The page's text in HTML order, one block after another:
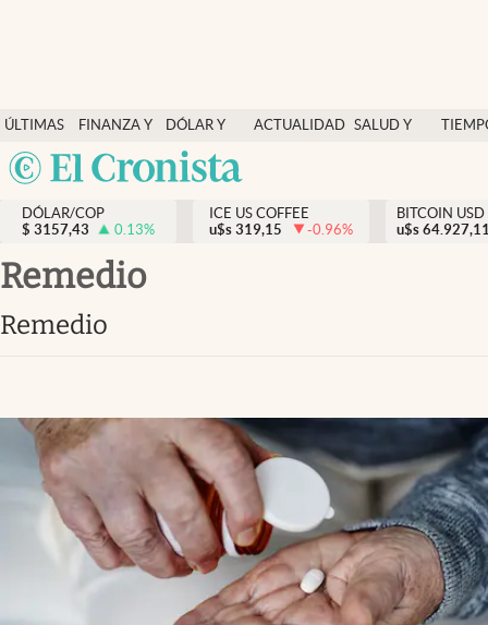
ÚLTIMAS
NOTICIAS
FINANZA Y
ECONOMÍA
DÓLAR Y
MERCADOS
ACTUALIDAD SALUD Y
México
Salud y nutrición
Vida espiritual
Actualidad
Dólar y mercados
Curiosidades
DÓLAR/COP
$ 3157,43 0.13%
ICE US COFFEE
u$s 319,15 -0.96%
BITCOIN USD
u$s
remedio
remedio